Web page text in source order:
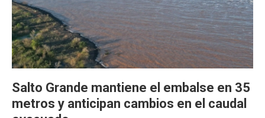
Salto Grande mantiene el embalse en 35
metros y anticipan cambios en el caudal